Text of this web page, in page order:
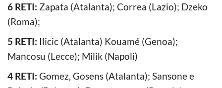
6 RETI: Zapata (Atalanta); Correa (Lazio); Dzeko
(Roma);
5 RETI: Ilicic (Atalanta) Kouamé (Genoa);
Mancosu (Lecce); Milik (Napoli)
4 RETI: Gomez, Gosens (Atalanta); Sansone e